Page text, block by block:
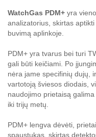
WatchGas PDM+ yra
analizatorius, skirtas
buvimą aplinkoje.
PDM+ yra tvarus bei turi
gali būti keičiami. Po
nėra jame specifinių dujų,
vartotoją šviesos diodais,
naudojimo prietaisą
iki trijų metų.
PDM+ lengva dėvėti,
spaustukas, skirtas